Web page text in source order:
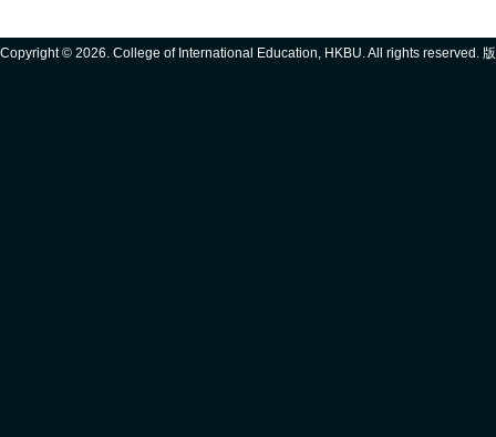
Copyright © 2026. College of International Education, HKBU. All rights reserved.